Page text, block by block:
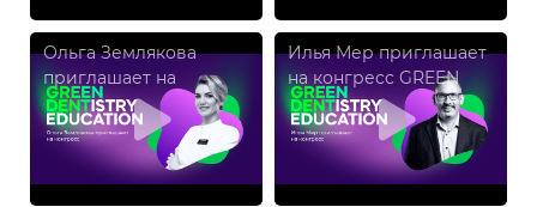
Ольга Землякова
приглашает на
конгресс GREEN
DENTISTRY EDUCATION
Илья Мер приглашает
на конгресс GREEN
DENTISTRY EDUCATION